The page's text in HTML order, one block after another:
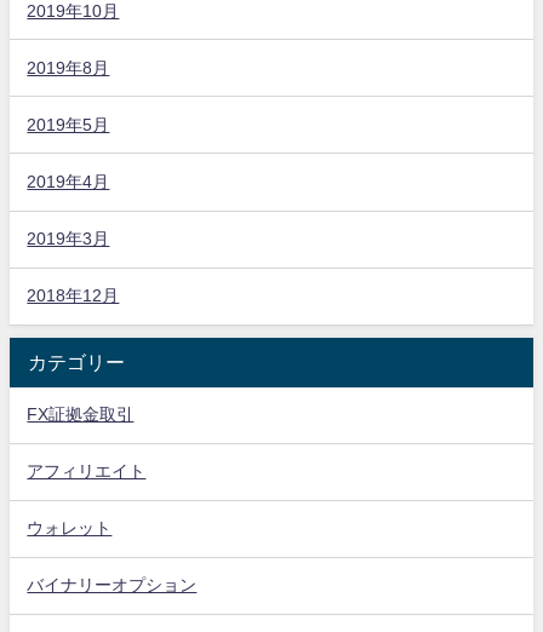
2019年10月
2019年8月
2019年5月
2019年4月
2019年3月
2018年12月
カテゴリー
FX証拠金取引
アフィリエイト
ウォレット
バイナリーオプション